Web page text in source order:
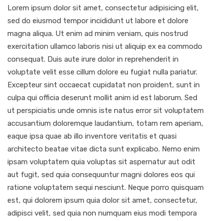
Lorem ipsum dolor sit amet, consectetur adipisicing elit,
sed do eiusmod tempor incididunt ut labore et dolore
magna aliqua. Ut enim ad minim veniam, quis nostrud
exercitation ullamco laboris nisi ut aliquip ex ea commodo
consequat. Duis aute irure dolor in reprehenderit in
voluptate velit esse cillum dolore eu fugiat nulla pariatur.
Excepteur sint occaecat cupidatat non proident, sunt in
culpa qui officia deserunt mollit anim id est laborum. Sed
ut perspiciatis unde omnis iste natus error sit voluptatem
accusantium doloremque laudantium, totam rem aperiam,
eaque ipsa quae ab illo inventore veritatis et quasi
architecto beatae vitae dicta sunt explicabo. Nemo enim
ipsam voluptatem quia voluptas sit aspernatur aut odit
aut fugit, sed quia consequuntur magni dolores eos qui
ratione voluptatem sequi nesciunt. Neque porro quisquam
est, qui dolorem ipsum quia dolor sit amet, consectetur,
adipisci velit, sed quia non numquam eius modi tempora